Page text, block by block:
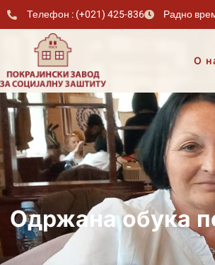
Телефон : (+021) 425-836 Радно
О
Одржана обука